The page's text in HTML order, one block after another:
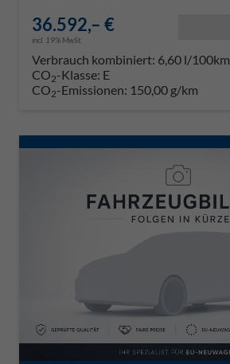
36.592,– €
incl. 19% MwSt.
Verbrauch kombiniert: 6,60 l/100km
CO2-Klasse: E
CO2-Emissionen: 150,00 g/km